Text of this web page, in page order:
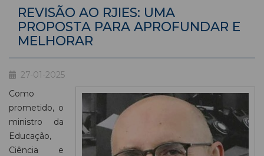
REVISÃO AO RJIES: UMA
PROPOSTA PARA APROFUNDAR E
MELHORAR
27-01-2025
Como
prometido, o
ministro da
Educação,
Ciência e